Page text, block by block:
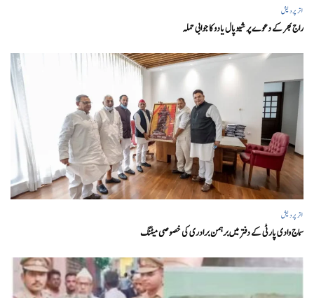
اتر پردیش
راج بھر کے دعوے پر شیوپال یادو کا جوابی حملہ
اتر پردیش
سماج وادی پارٹی کے دفتر میں برہمن برادری کی خصوصی میٹنگ